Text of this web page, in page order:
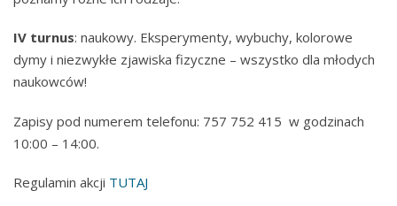
IV turnus: naukowy. Eksperymenty, wybuchy, kolorowe
dymy i niezwykłe zjawiska fizyczne – wszystko dla młodych
naukowców!
Zapisy pod numerem telefonu: 757 752 415 w godzinach
10:00 – 14:00.
Regulamin akcji TUTAJ